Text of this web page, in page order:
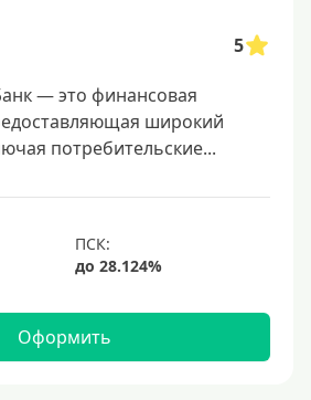
5
— это финансовая
широкий
потребительские...
Оформить